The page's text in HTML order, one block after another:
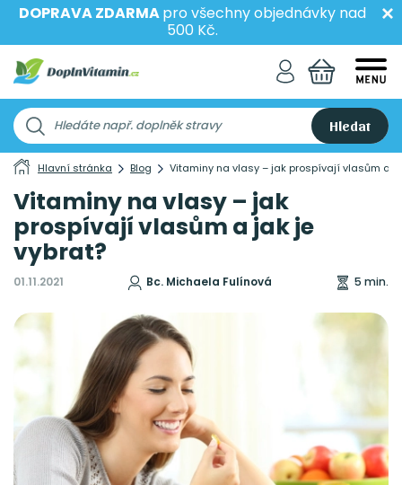
DOPRAVA ZDARMApro všechny objednávky nad
500 Kč.
Hledat
Hlavní stránka Blog Vitaminy na vlasy – jak prospívají vlasům a
Vitaminy na vlasy – jak
prospívají vlasům a jak je
vybrat?
01.11.2021 Bc. Michaela Fulínová 5 min.